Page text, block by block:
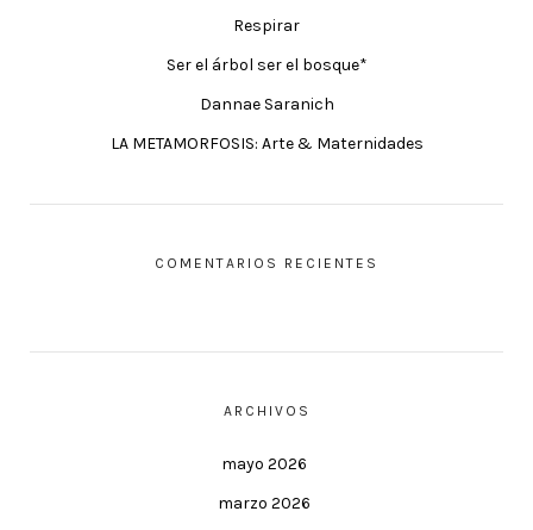
Respirar
Ser el árbol ser el bosque*
Dannae Saranich
LA METAMORFOSIS: Arte & Maternidades
COMENTARIOS RECIENTES
ARCHIVOS
mayo 2026
marzo 2026